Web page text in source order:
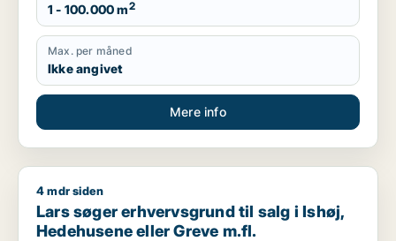
1 - 100.000 m2
Max. per måned
Ikke angivet
Mere info
Lars søger erhvervsgrund til salg i Ishøj, Hedehusene eller
4 mdr siden
Lars søger erhvervsgrund til salg i Ishøj,
Hedehusene eller Greve m.fl.